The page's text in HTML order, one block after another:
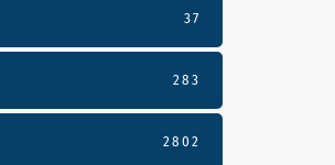
37
283
2802